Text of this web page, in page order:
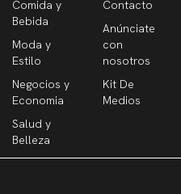
Comida y
Bebida
Moda y
Estilo
Negocios y
Economia
Salud y
Belleza
Contacto
Anúnciate
con
nosotros
Kit De
Medios